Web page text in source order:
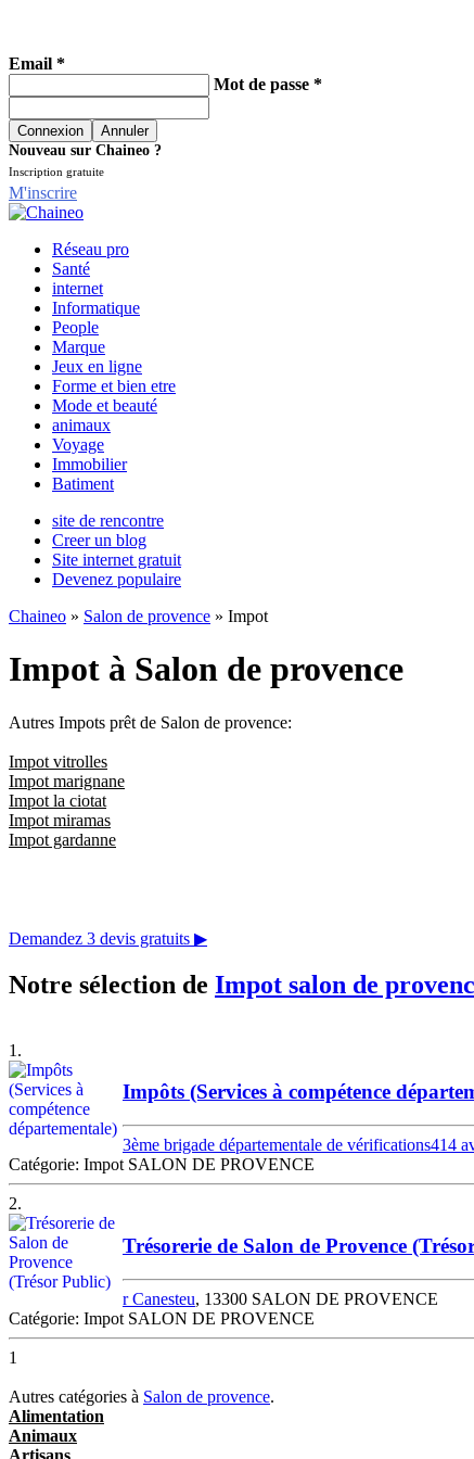
Email *
Mot de passe *
Nouveau sur Chaineo ?
Inscription gratuite
M'inscrire
Réseau pro
Santé
internet
Informatique
People
Marque
Jeux en ligne
Forme et bien etre
Mode et beauté
animaux
Voyage
Immobilier
Batiment
site de rencontre
Creer un blog
Site internet gratuit
Devenez populaire
Chaineo » Salon de provence » Impot
Impot à Salon de provence
Autres Impots prêt de Salon de provence:
Impot vitrolles
Impot marignane
Impot la ciotat
Impot miramas
Impot gardanne
Demandez 3 devis gratuits ▶
Notre sélection de Impot salon de
1.
Impôts (Services à compétence
3ème brigade départementale de vérifications414
Catégorie: Impot SALON DE PROVENCE
2.
Trésorerie de Salon de Provence
r Canesteu, 13300 SALON DE PROVENCE
Catégorie: Impot SALON DE PROVENCE
1
Autres catégories à Salon de provence.
Alimentation
Animaux
Artisans